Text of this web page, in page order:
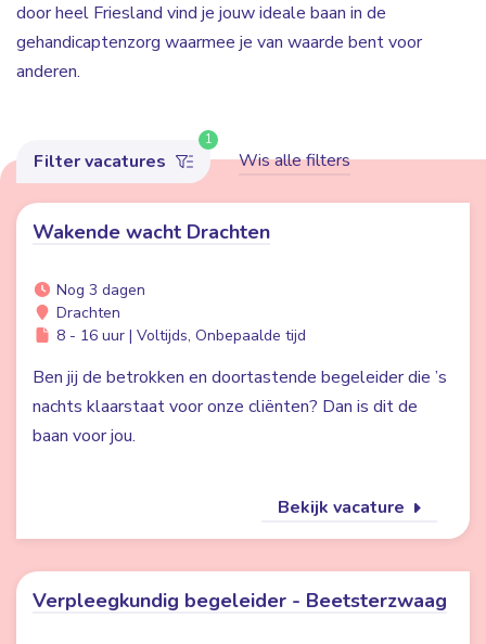
door heel Friesland vind je jouw ideale baan in de
gehandicaptenzorg waarmee je van waarde bent voor
anderen.
Filter vacatures
1
Wis alle filters
Wakende wacht Drachten
Nog 3 dagen
Drachten
8 - 16 uur | Voltijds, Onbepaalde tijd
Ben jij de betrokken en doortastende begeleider die ’s
nachts klaarstaat voor onze cliënten? Dan is dit de
baan voor jou.
Bekijk vacature
Verpleegkundig begeleider - Beetsterzwaag